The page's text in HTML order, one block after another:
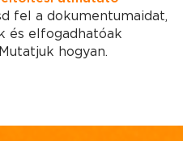
fel a dokumentumaidat,
és elfogadhatóak
hogyan.